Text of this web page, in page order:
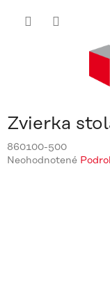
Zvierka
860100-500
Priemerné
Neohodnotené